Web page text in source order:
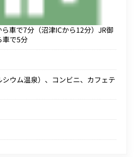
車で7分（沼津ICから12分）JR御
車で5分
ウム温泉）、コンビニ、カフェテ